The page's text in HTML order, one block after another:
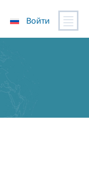
Войти